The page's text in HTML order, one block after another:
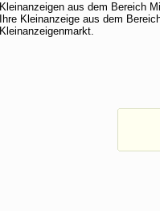
Kleinanzeigen aus dem Bereich
Ihre Kleinanzeige aus dem
Kleinanzeigenmarkt.